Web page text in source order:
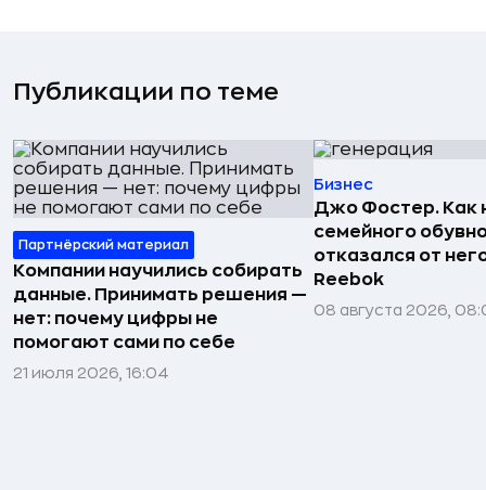
Публикации по теме
Партнёрский материал
Компании научились собирать
данные. Принимать решения —
нет: почему цифры не
помогают сами по себе
21 июля 2026, 16:04
Бизнес
Джо Фостер. Как
семейного
отказался от
Reebok
08 августа 2026,